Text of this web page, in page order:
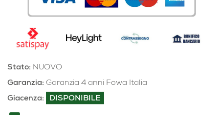
Stato: NUOVO
Garanzia: Garanzia 4 anni Fowa Italia
Giacenza:
DISPONIBILE